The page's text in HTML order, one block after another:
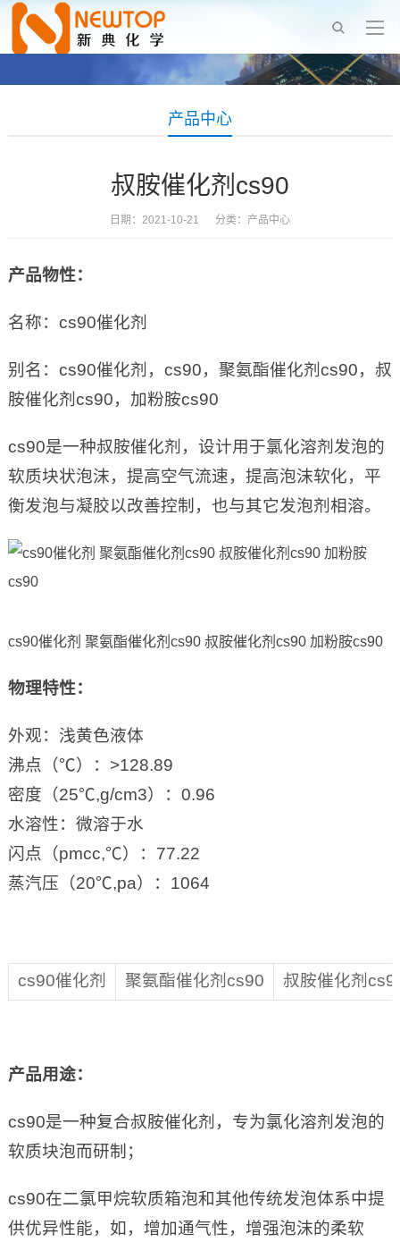
产品中心
叔胺催化剂cs90
日期：2021-10-21 分类： 产品中心
产品物性：
名称：cs90催化剂
别名：cs90催化剂，cs90，聚氨酯催化剂cs90，叔
胺催化剂cs90，加粉胺cs90
cs90是一种叔胺催化剂，设计用于氯化溶剂发泡的
软质块状泡沫，提高空气流速，提高泡沫软化，平
衡发泡与凝胶以改善控制，也与其它发泡剂相溶。
cs90催化剂 聚氨酯催化剂cs90 叔胺催化剂cs90 加粉胺cs90
物理特性：
外观：浅黄色液体
沸点（℃）：>128.89
密度（25℃,g/cm3）：0.96
水溶性：微溶于水
闪点（pmcc,℃）：77.22
蒸汽压（20℃,pa）：1064
cs90催化剂 聚氨酯催化剂cs90 叔胺催化剂
产品用途：
cs90是一种复合叔胺催化剂，专为氯化溶剂发泡的
软质块泡而研制；
cs90在二氯甲烷软质箱泡和其他传统发泡体系中提
供优异性能，如，增加通气性，增强泡沫的柔软